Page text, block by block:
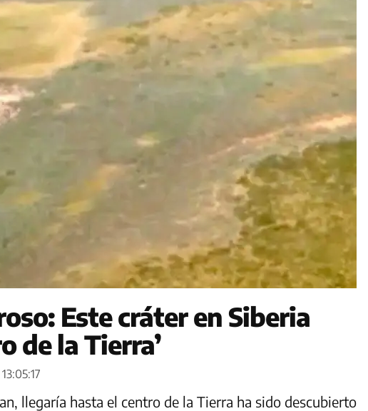
Este cráter en Siberia
de la Tierra’
llegaría hasta el centro de la Tierra ha sido descubierto